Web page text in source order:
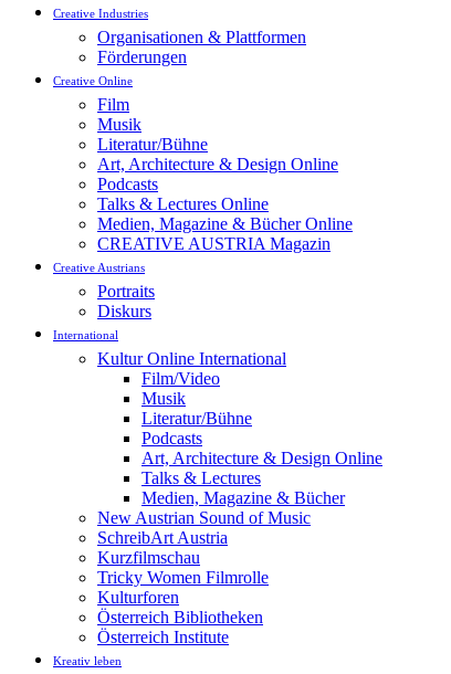
Creative Industries
Organisationen & Plattformen
Förderungen
Creative Online
Film
Musik
Literatur/Bühne
Art, Architecture & Design Online
Podcasts
Talks & Lectures Online
Medien, Magazine & Bücher Online
CREATIVE AUSTRIA Magazin
Creative Austrians
Portraits
Diskurs
International
Kultur Online International
Film/Video
Musik
Literatur/Bühne
Podcasts
Art, Architecture & Design Online
Talks & Lectures
Medien, Magazine & Bücher
New Austrian Sound of Music
SchreibArt Austria
Kurzfilmschau
Tricky Women Filmrolle
Kulturforen
Österreich Bibliotheken
Österreich Institute
Kreativ leben